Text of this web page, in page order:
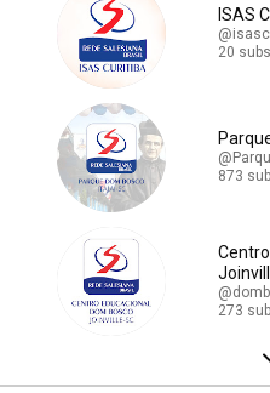
ISAS
20
873
273